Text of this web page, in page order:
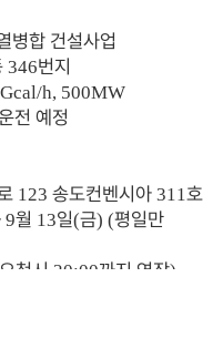
병합 건설사업
346번지
h, 500MW
전 예정
123 송도컨벤시아 311호
9월 13일(금) (평일만
청시 20:00까지 연장)